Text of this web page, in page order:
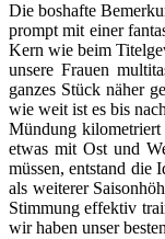
Die boshafte
prompt mit einer
Kern wie beim
unsere Frauen
ganzes Stück näher
wie weit ist es bis
Mündung
etwas mit Ost und
müssen, entstand die
als weiterer
Stimmung effektiv
wir haben unser